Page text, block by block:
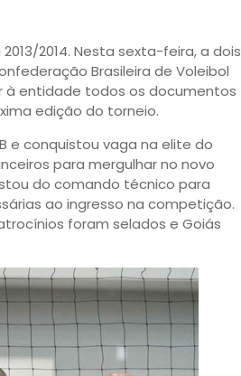
2014. Nesta sexta-feira, a dois
Brasileira de Voleibol
à entidade todos os documentos
edição do torneio.
e conquistou vaga na elite do
para mergulhar no novo
do comando técnico para
ao ingresso na competição.
foram selados e Goiás